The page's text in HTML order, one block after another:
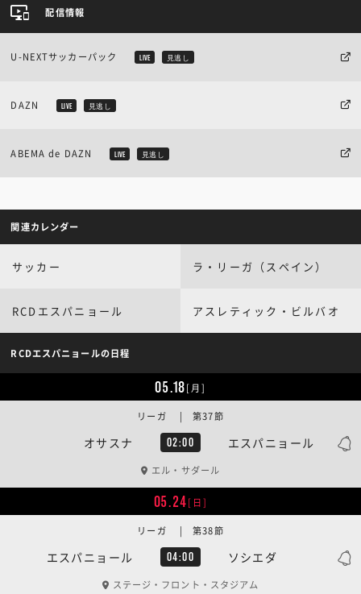
配信情報
U-NEXTサッカーパック LIVE 見逃し
DAZN LIVE 見逃し
ABEMA de DAZN LIVE 見逃し
関連カレンダー
サッカー ラ・リーガ（スペイン）
RCDエスパニョール アスレティック・ビルバオ
RCDエスパニョールの日程
05.18[月]
オサスナ 02:00 エスパニョール
リーガ | 第37節
エル・サダール
05.24[日]
エスパニョール 04:00 ソシエダ
リーガ | 第38節
ステージ・フロント・スタジアム